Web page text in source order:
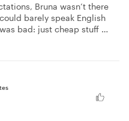
Bruna wasn’t there
barely speak English
bad: just cheap stuff …